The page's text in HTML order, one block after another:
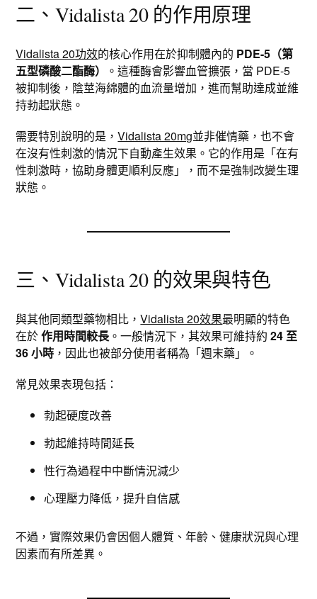
二、Vidalista 20 的作用原理
Vidalista 20功效的核心作用在於抑制體內的 PDE-5（第
五型磷酸二酯酶）
。這種酶會影響血管擴張，當 PDE-5
被抑制後，陰莖海綿體的血流量增加，進而幫助達成並維
持勃起狀態。
需要特別說明的是，Vidalista 20mg並非催情藥，也不會
在沒有性刺激的情況下自動產生效果。它的作用是「在有
性刺激時，協助身體更順利反應」，而不是強制改變生理
狀態。
三、Vidalista 20 的效果與特色
與其他同類型藥物相比，Vidalista 20效果最明顯的特色
在於作用時間較長 。一般情況下，其效果可維持約24 至
36 小時 ，因此也被部分使用者稱為「週末藥」。
常見效果表現包括：
勃起硬度改善
勃起維持時間延長
性行為過程中中斷情況減少
心理壓力降低，提升自信感
不過，實際效果仍會因個人體質、年齡、健康狀況與心理
因素而有所差異。